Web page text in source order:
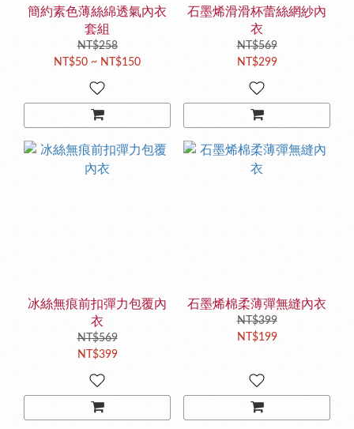
簡約素色薄絲綿透氣內衣
套組
NT$258
NT$50 ~ NT$150
石墨烯滑滑杯蕾絲網紗內
衣
NT$569
NT$299
冰絲無痕前扣彈力包覆內
衣
NT$569
NT$399
石墨烯棉柔薄彈無縫內衣
NT$399
NT$199